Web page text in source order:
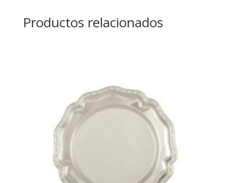
Productos relacionados